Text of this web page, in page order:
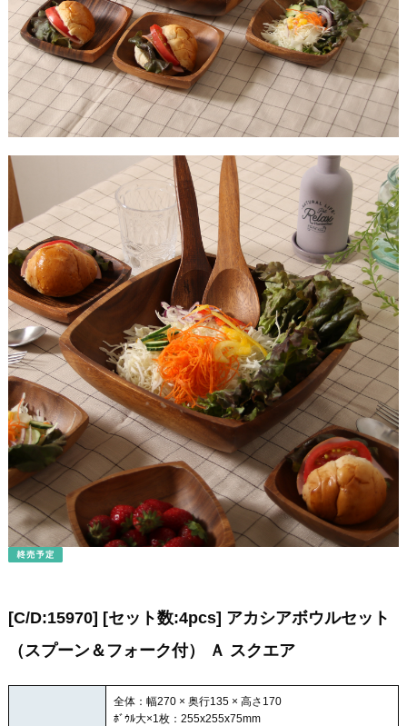
[C/D:15970] [セット数:4pcs] アカシアボウルセット
（スプーン＆フォーク付） Ａ スクエア
全体：幅270 × 奥行135 × 高さ170
ﾎﾞｳﾙ大×1枚：255x255x75mm